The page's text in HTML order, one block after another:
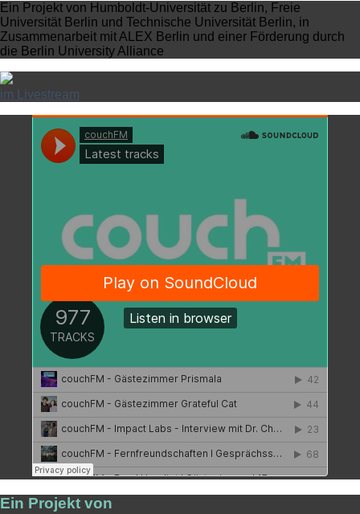
Ein Projekt von Humboldt-Universität zu Berlin, Freie
Universität Berlin und Technische Universität Berlin, in
Zusammenarbeit mit ALEX Berlin und einer Förderung durch
die Berlin University Alliance
im Livestream
Ein Projekt von